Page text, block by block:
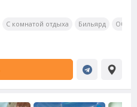
С комнатой отдыха Бильярд